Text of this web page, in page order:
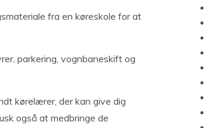
fra en køreskole for at
parkering, vognbaneskift og
kørelærer, der kan give dig
også at medbringe de